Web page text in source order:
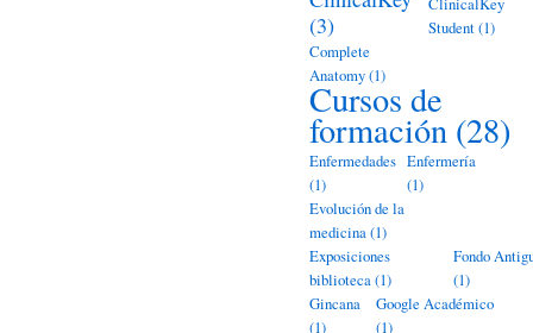
(3)
Student(1)
Complete
Anatomy(1)
Cursos de
formación (28)
Enfermedades
(1)
Enfermería
(1)
Evolución de la
medicina(1)
Exposiciones
biblioteca(1)
Fondo
(1)
Gincana
(1)
Google Académico
(1)